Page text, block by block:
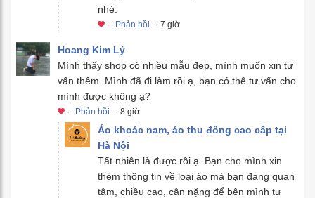
nhé.
· Phản hồi · 7 giờ
Hoang Kim Lý
Mình thấy shop có nhiều mẫu đẹp, mình muốn xin tư
vấn thêm. Mình đã đi làm rồi ạ, bạn có thể tư vấn cho
mình được không ạ?
· Phản hồi · 8 giờ
Áo khoác nam, áo thu đông cao cấp tại
Hà Nội
Tất nhiên là được rồi ạ. Bạn cho mình xin
thêm thông tin về loại áo mà bạn đang quan
tâm, chiều cao, cân nặng để bên mình tư